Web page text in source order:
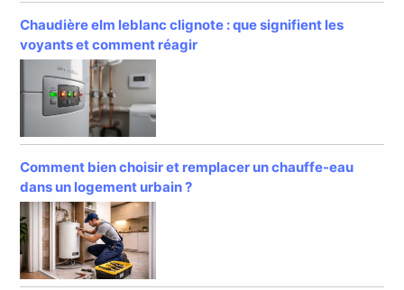
Chaudière elm leblanc clignote : que signifient les
voyants et comment réagir
Comment bien choisir et remplacer un chauffe-eau
dans un logement urbain ?